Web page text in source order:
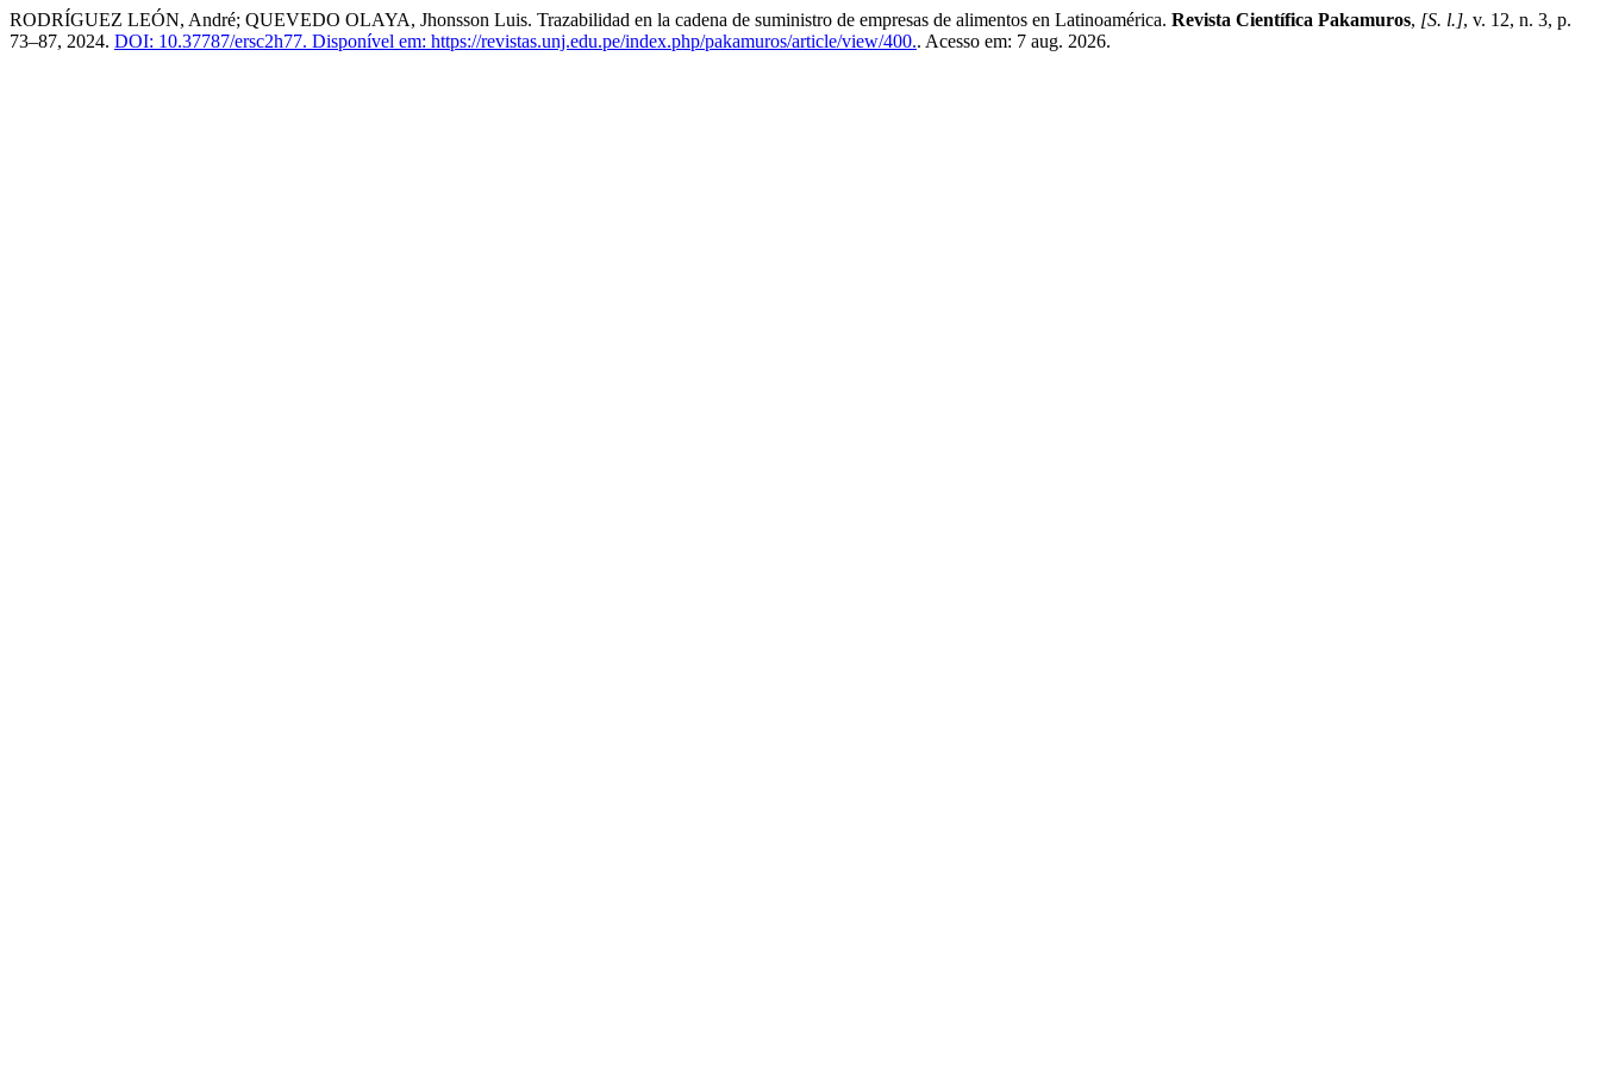
RODRÍGUEZ LEÓN, André; QUEVEDO OLAYA, Jhonsson Luis. Trazabilidad en la cadena de suministro de empresas de alimentos en Latinoamérica. Revista Científica Pakamuros, [S. l.], v. 12, n. 3, p.
73–87, 2024. DOI: 10.37787/ersc2h77. Disponível em: https://revistas.unj.edu.pe/index.php/pakamuros/article/view/400.. Acesso em: 7 aug. 2026.